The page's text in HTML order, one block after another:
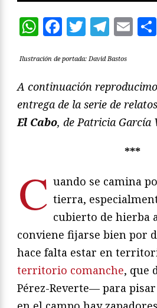
WhatsApp
Facebook
Twitter
Ilustración de portada: David Bastos
A continuación
entrega de la serie de relatos
El Cabo, de Patricia García
***
C uando se camina
tierra,
cubierto de hierba
conviene fijarse bien por
hace falta estar en
territorio comanche, que
Pérez-Reverte— para